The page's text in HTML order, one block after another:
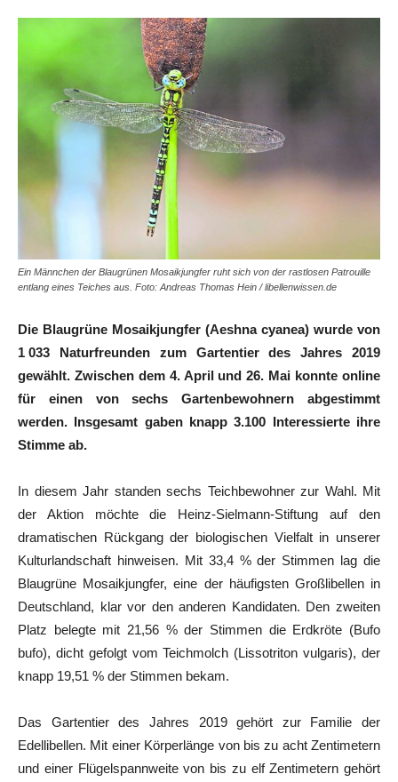
Ein Männchen der Blaugrünen Mosaikjungfer ruht sich von der rastlosen Patrouille
entlang eines Teiches aus. Foto: Andreas Thomas Hein / libellenwissen.de
Die Blaugrüne Mosaikjungfer (Aeshna cyanea) wurde von
1 033 Naturfreunden zum Gartentier des Jahres 2019
gewählt. Zwischen dem 4. April und 26. Mai konnte online
für einen von sechs Gartenbewohnern abgestimmt
werden. Insgesamt gaben knapp 3.100 Interessierte ihre
Stimme ab.
In diesem Jahr standen sechs Teichbewohner zur Wahl. Mit
der Aktion möchte die Heinz-Sielmann-Stiftung auf den
dramatischen Rückgang der biologischen Vielfalt in unserer
Kulturlandschaft hinweisen. Mit 33,4 % der Stimmen lag die
Blaugrüne Mosaikjungfer, eine der häufigsten Großlibellen in
Deutschland, klar vor den anderen Kandidaten. Den zweiten
Platz belegte mit 21,56 % der Stimmen die Erdkröte (Bufo
bufo), dicht gefolgt vom Teichmolch (Lissotriton vulgaris), der
knapp 19,51 % der Stimmen bekam.
Das Gartentier des Jahres 2019 gehört zur Familie der
Edellibellen. Mit einer Körperlänge von bis zu acht Zentimetern
und einer Flügelspannweite von bis zu elf Zentimetern gehört